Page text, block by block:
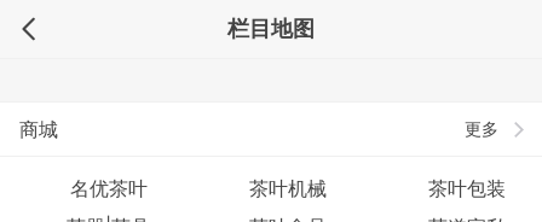
栏目地图
更多
商城
名优茶叶 茶叶机械
茶叶包装